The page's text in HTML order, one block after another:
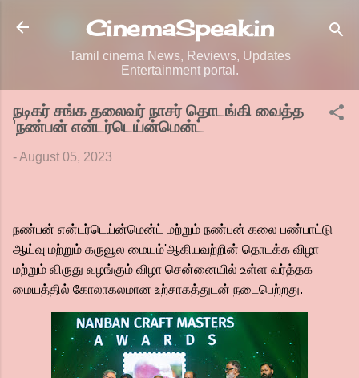
Skip to main content
CinemaSpeak.in
Tamil cinema News, Reviews, Updates
Entertainment portal.
நடிகர் சங்க தலைவர் நாசர் தொடங்கி வைத்த
'நண்பன் என்டர்டெய்ன்மென்ட்
-August 05, 2023
நண்பன் என்டர்டெய்ன்மென்ட் மற்றும் நண்பன் கலை பண்பாட்டு
ஆய்வு மற்றும் கருவூல மையம்'ஆகியவற்றின் தொடக்க விழா
மற்றும் விருது வழங்கும் விழா சென்னையில் உள்ள வர்த்தக
மையத்தில் கோலாகலமான உற்சாகத்துடன் நடைபெற்றது.